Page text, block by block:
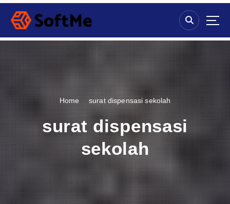
S
p
Home surat dispensasi sekolah
surat dispensasi
sekolah